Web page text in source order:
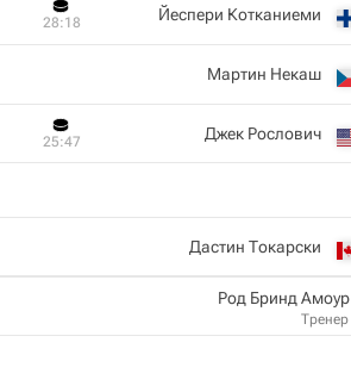
Йеспери Котканиеми
28:18
Мартин Некаш
Джек Рослович
25:47
Дастин Токарски
Род Бринд Амоур
Тренер